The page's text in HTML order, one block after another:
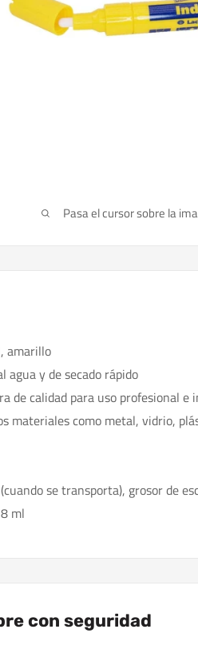
Pasa el cursor sobre la
amarillo
y de secado rápido
de calidad para uso profesional e
materiales como metal, vidrio,
se transporta), grosor de
ml
con seguridad